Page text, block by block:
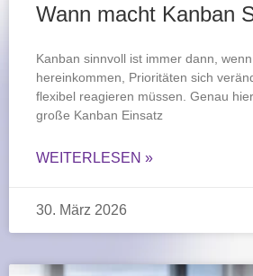
Wann macht Kanban
Kanban sinnvoll ist immer dann,
hereinkommen, Prioritäten sich
flexibel reagieren müssen. Genau
große Kanban Einsatz
WEITERLESEN »
30. März 2026